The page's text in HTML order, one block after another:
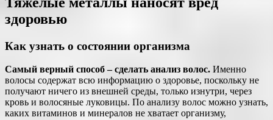
здоровью
Как узнать о состоянии организма
Самый верный способ – сделать анализ волос. Именно
волосы содержат всю информацию о здоровье, поскольку не
получают ничего из внешней среды, только изнутри, через
кровь и волосяные луковицы. По анализу волос можно узнать,
каких витаминов и минералов не хватает организму,